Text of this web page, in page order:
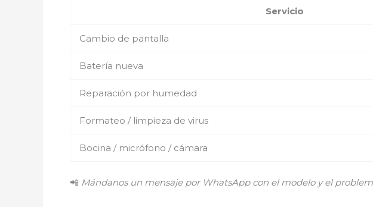
Servicio
Cambio de pantalla
Batería nueva
Reparación por humedad
Formateo / limpieza de virus
Bocina / micrófono / cámara
📲 Mándanos un mensaje por WhatsApp con el modelo y el